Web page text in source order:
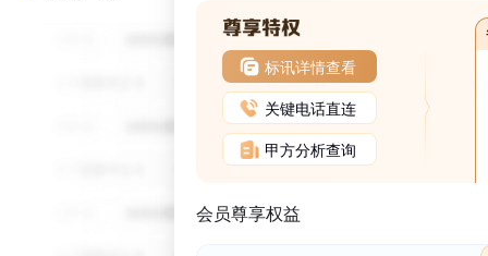
标讯详情查看
关键电话直连
甲方分析查询
会员尊享权益